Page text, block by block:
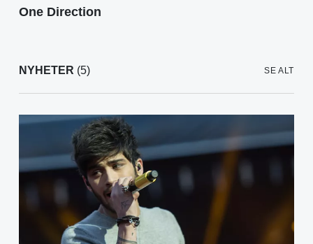
One Direction
NYHETER (5) SE ALT